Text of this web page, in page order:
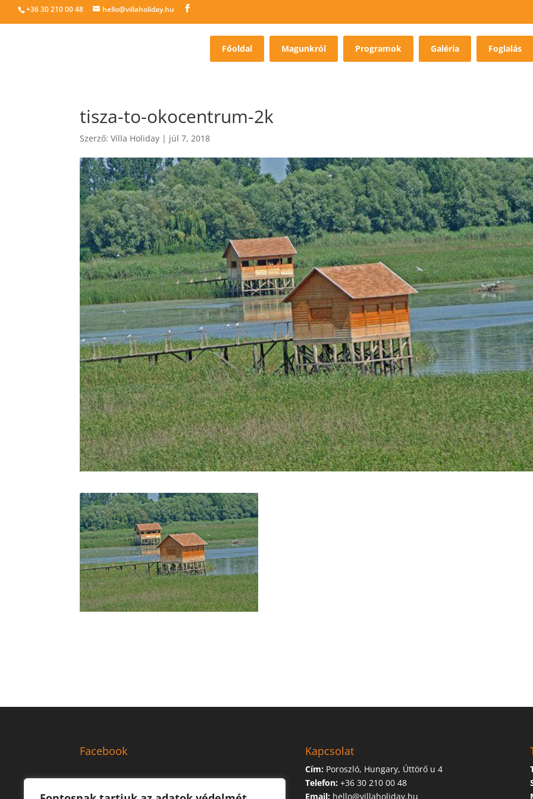
+36 30 210 00 48 hello@villaholiday.hu
Főoldal Magunkról Programok Galéria Foglalás
tisza-to-okocentrum-2k
Szerző:Villa Holiday | júl 7, 2018
Facebook Kapcsolat
Cím: Poroszló, Hungary, Úttörő u 4
Telefon: +36 30 210 00 48
Email: hello@villaholiday.hu